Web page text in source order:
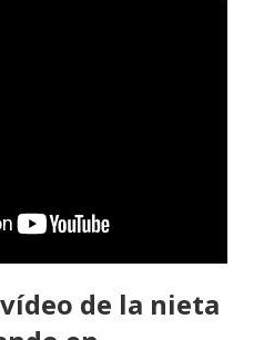
de la nieta